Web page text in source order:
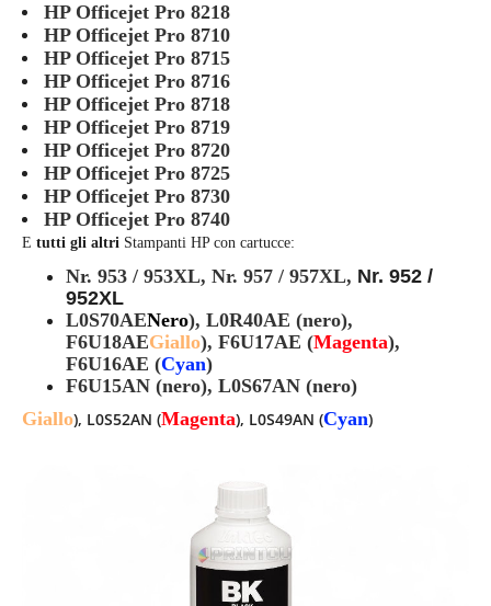
HP Officejet Pro 8218
HP Officejet Pro 8710
HP Officejet Pro 8715
HP Officejet Pro 8716
HP Officejet Pro 8718
HP Officejet Pro 8719
HP Officejet Pro 8720
HP Officejet Pro 8725
HP Officejet Pro 8730
HP Officejet Pro 8740
E tutti gli altri Stampanti HP con cartucce:
Nr. 953 / 953XL, Nr. 957 / 957XL, Nr. 952 /
952XL
L0S70AENero), L0R40AE (nero),
F6U18AEGiallo), F6U17AE (Magenta),
F6U16AE (Cyan)
F6U15AN (nero), L0S67AN (nero)
Giallo), L0S52AN (Magenta), L0S49AN (Cyan)